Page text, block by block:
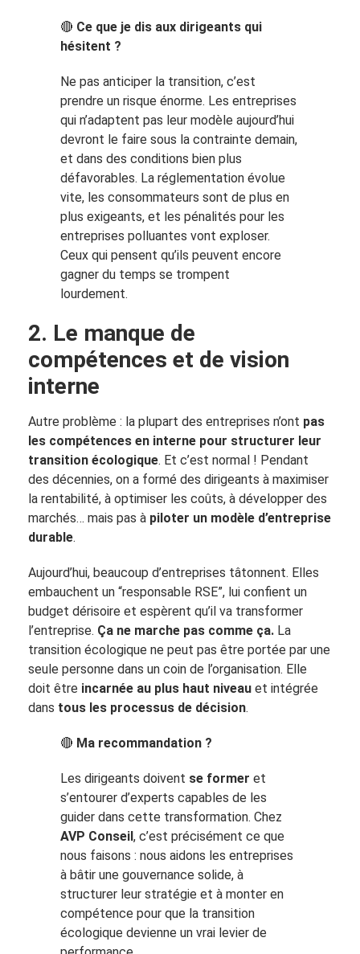
🔴 Ce que je dis aux dirigeants qui
hésitent ?
Ne pas anticiper la transition, c’est
prendre un risque énorme. Les entreprises
qui n’adaptent pas leur modèle aujourd’hui
devront le faire sous la contrainte demain,
et dans des conditions bien plus
défavorables. La réglementation évolue
vite, les consommateurs sont de plus en
plus exigeants, et les pénalités pour les
entreprises polluantes vont exploser.
Ceux qui pensent qu’ils peuvent encore
gagner du temps se trompent
lourdement.
2. Le manque de
compétences et de vision
interne
Autre problème : la plupart des entreprises n’ont pas
les compétences en interne pour structurer leur
transition écologique. Et c’est normal ! Pendant
des décennies, on a formé des dirigeants à maximiser
la rentabilité, à optimiser les coûts, à développer des
marchés… mais pas à piloter un modèle d’entreprise
durable.
Aujourd’hui, beaucoup d’entreprises tâtonnent. Elles
embauchent un “responsable RSE”, lui confient un
budget dérisoire et espèrent qu’il va transformer
l’entreprise. Ça ne marche pas comme ça. La
transition écologique ne peut pas être portée par une
seule personne dans un coin de l’organisation. Elle
doit être incarnée au plus haut niveau et intégrée
dans tous les processus de décision.
🔴 Ma recommandation ?
Les dirigeants doivent se former et
s’entourer d’experts capables de les
guider dans cette transformation. Chez
AVP Conseil, c’est précisément ce que
nous faisons : nous aidons les entreprises
à bâtir une gouvernance solide, à
structurer leur stratégie et à monter en
compétence pour que la transition
écologique devienne un vrai levier de